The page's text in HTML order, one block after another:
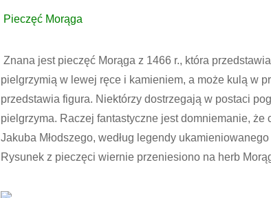
Pieczęć Morąga
Znana jest pieczęć Morąga z 1466 r., która
pielgrzymią w lewej ręce i kamieniem, a może kulą w
przedstawia figura. Niektórzy dostrzegają w postaci
pielgrzyma. Raczej fantastyczne jest domniemanie,
Jakuba Młodszego, według legendy
Rysunek z pieczęci wiernie przeniesiono na herb